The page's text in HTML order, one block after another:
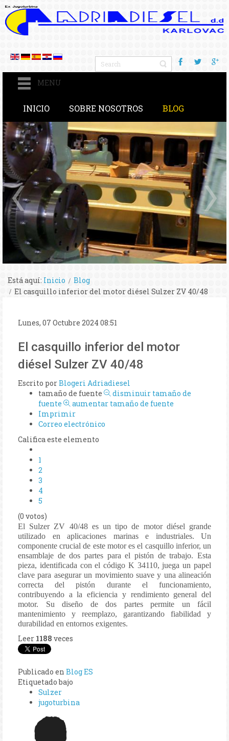
MENU
INICIO SOBRE NOSOTROS BLOG
Está aquí: Inicio
Blog
El casquillo inferior del motor diésel Sulzer ZV 40/48
Lunes, 07 Octubre 2024 08:51
El casquillo inferior del motor
diésel Sulzer ZV 40/48
Escrito porBlogeri Adriadiesel
tamaño de fuente
disminuir tamaño de
fuente
aumentar tamaño de fuente
Imprimir
Correo electrónico
Califica este elemento
1
2
3
4
5
(0 votos)
El Sulzer ZV 40/48 es un tipo de motor diésel grande
utilizado en aplicaciones marinas e industriales. Un
componente crucial de este motor es el casquillo inferior, un
ensamblaje de dos partes para el pistón de trabajo. Esta
pieza, identificada con el código K 34110, juega un papel
clave para asegurar un movimiento suave y una alineación
correcta del pistón durante el funcionamiento,
contribuyendo a la eficiencia y rendimiento general del
motor. Su diseño de dos partes permite un fácil
mantenimiento y reemplazo, garantizando fiabilidad y
durabilidad en entornos exigentes.
Leer 1188 veces
Publicado en Blog ES
Etiquetado bajo
Sulzer
jugoturbina